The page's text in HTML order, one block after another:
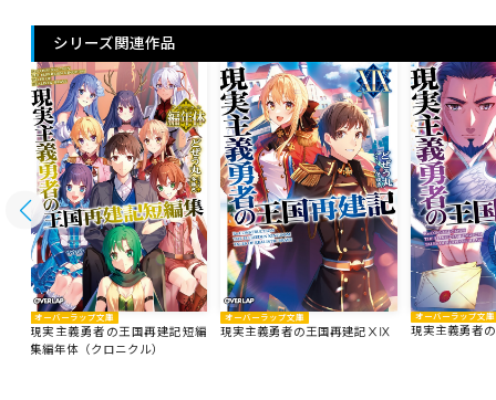
シリーズ関連作品
オーバーラップ文庫
現実主義勇者の王国再建記短編
集編年体（クロニクル）
オーバーラップ文庫
現実主義勇者の王国再建記ⅩⅨ
オーバーラップ文庫
現実主義勇者